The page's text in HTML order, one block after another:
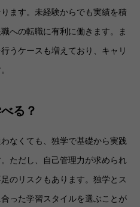
ます。未経験からでも実績を積
への転職に有利に働きます。ま
うケースも増えており、キャリ
る？
なくても、独学で基礎から実践
ただし、自己管理力が求められ
のリスクもあります。独学とス
った学習スタイルを選ぶことが